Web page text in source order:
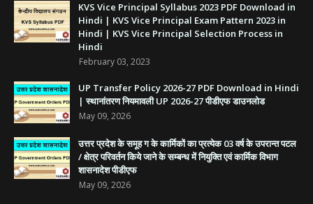
KVS Vice Principal Syllabus 2023 PDF Download in
Hindi | KVS Vice Principal Exam Pattern 2023 in
Hindi | KVS Vice Principal Selection Process in
Hindi
February 03, 2023
UP Transfer Policy 2026-27 PDF Download in Hindi
| स्थानांतरण नियमावली UP 2026-27 पीडीएफ डाउनलोड
May 09, 2026
उत्तर प्रदेश के समूह ग के कार्मिकों का प्रत्येक 03 वर्ष के उपरान्त पटल
/ क्षेत्र परिवर्तन किये जाने के सम्बन्ध में नियुक्ति एवं कार्मिक विभाग
शासनादेश पीडीएफ
May 09, 2026